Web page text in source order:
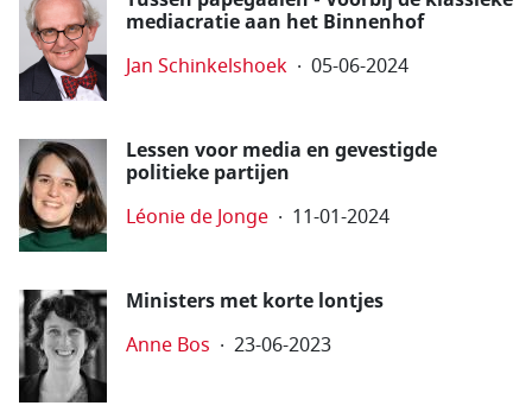
mediacratie aan het Binnenhof
Jan Schinkelshoek 05-06-2024
Lessen voor media en gevestigde
politieke partijen
Léonie de Jonge 11-01-2024
Ministers met korte lontjes
Anne Bos 23-06-2023